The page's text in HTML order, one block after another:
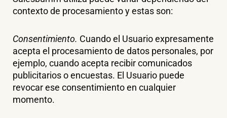
contexto de procesamiento y estas son:
Consentimiento. Cuando el Usuario expresamente
acepta el procesamiento de datos personales, por
ejemplo, cuando acepta recibir comunicados
publicitarios o encuestas. El Usuario puede
revocar ese consentimiento en cualquier
momento.